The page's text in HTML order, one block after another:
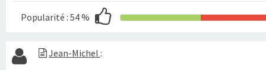
Popularité : 54 %
Jean-Michel :